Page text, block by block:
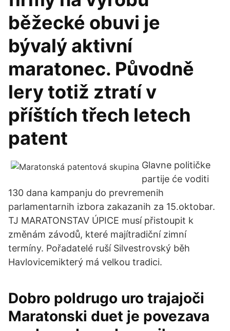
běžecké obuvi je
bývalý aktivní
maratonec. Původně
lery totiž ztratí v
příštích třech letech
patent
Glavne političke
partije će voditi
130 dana kampanju do prevremenih
parlamentarnih izbora zakazanih za 15.oktobar.
TJ MARATONSTAV ÚPICE musí přistoupit k
změnám závodů, které majítradiční zimní
termíny. Pořadatelé ruší Silvestrovský běh
Havlovicemikterý má velkou tradici.
Dobro poldrugo uro trajajoči
Maratonski duet je povezava